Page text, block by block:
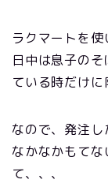
ラクマートを使
日中は息子の
ている時だけに
なので、発注
なかなかもて
て、、、